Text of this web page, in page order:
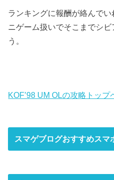
ランキングに報酬が絡んで
ニゲーム扱いでそこまでシ
う。
KOF’98 UM OLの攻略トップ
スマゲブログおすすめスマ